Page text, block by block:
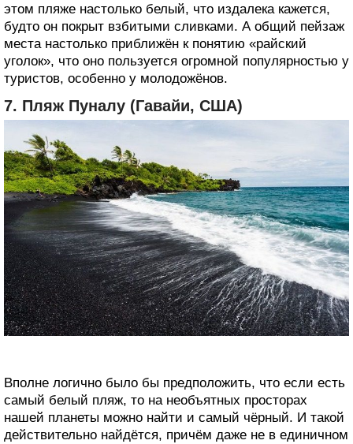
этом пляже настолько белый, что издалека кажется,
будто он покрыт взбитыми сливками. А общий пейзаж
места настолько приближён к понятию «райский
уголок», что оно пользуется огромной популярностью у
туристов, особенно у молодожёнов.
7. Пляж Пуналу (Гавайи, США)
Вполне логично было бы предположить, что если есть
самый белый пляж, то на необъятных просторах
нашей планеты можно найти и самый чёрный. И такой
действительно найдётся, причём даже не в единичном